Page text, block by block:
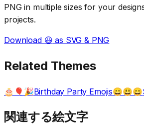
PNG in multiple sizes for your
projects.
Download 😃 as SVG & PNG
Related Themes
🎂🎈🎉Birthday Party Emojis😀😃😄
関連する絵文字